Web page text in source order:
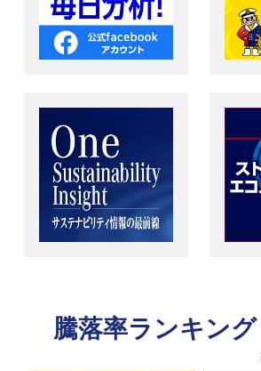
騰落率ランキング